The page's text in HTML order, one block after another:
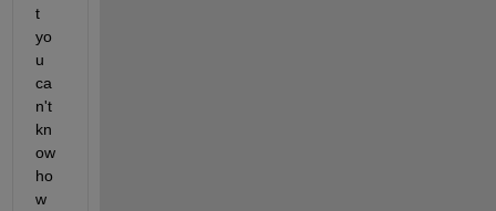
t
yo
u
ca
n't
kn
ow
ho
w